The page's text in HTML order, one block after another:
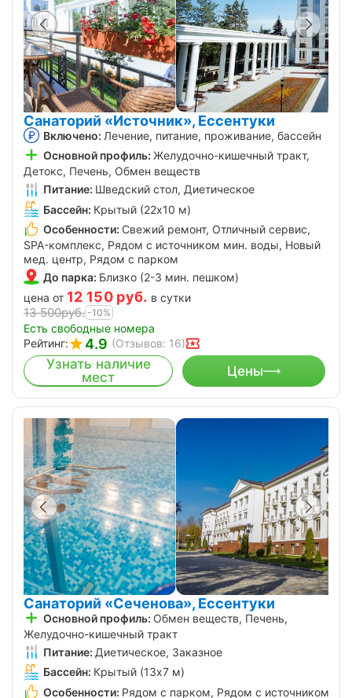
Санаторий «Источник», Ессентуки
Включено: Лечение, питание, проживание, бассейн
Основной профиль: Желудочно-кишечный тракт,
Детокс, Печень, Обмен веществ
Питание: Шведский стол, Диетическое
Бассейн: Крытый (22х10 м)
Особенности: Свежий ремонт, Отличный сервис,
SPA-комплекс, Рядом с источником мин. воды, Новый
мед. центр, Рядом с парком
До парка: Близко (2-3 мин. пешком)
цена от 12 150 руб. в сутки
13 500руб. -10%
Есть свободные номера
Рейтинг:
4.9 (Отзывов: 16)
Узнать наличие
мест
Цены
Санаторий «Сеченова», Ессентуки
Основной профиль: Обмен веществ, Печень,
Желудочно-кишечный тракт
Питание: Диетическое, Заказное
Бассейн: Крытый (13х7 м)
Особенности: Рядом с парком, Рядом с источником